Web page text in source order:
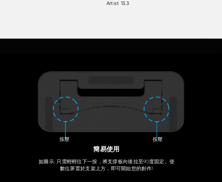
Artist 13.3
簡易使用
如圖示, 只需輕輕往下一按，將支撐板向後拉至90度固定。使
數位屏置於支架上方，即可開始您的創作!
按壓 按壓